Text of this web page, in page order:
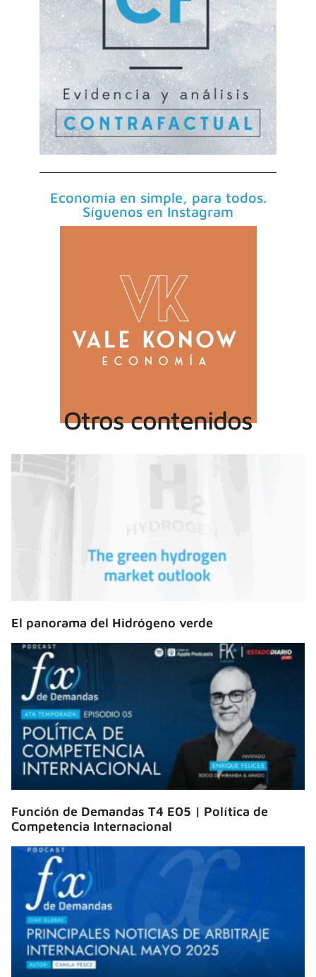
Economía en simple, para todos.
Síguenos en Instagram
Otros contenidos
El panorama del Hidrógeno verde
Función de Demandas T4 E05 | Política de
Competencia Internacional